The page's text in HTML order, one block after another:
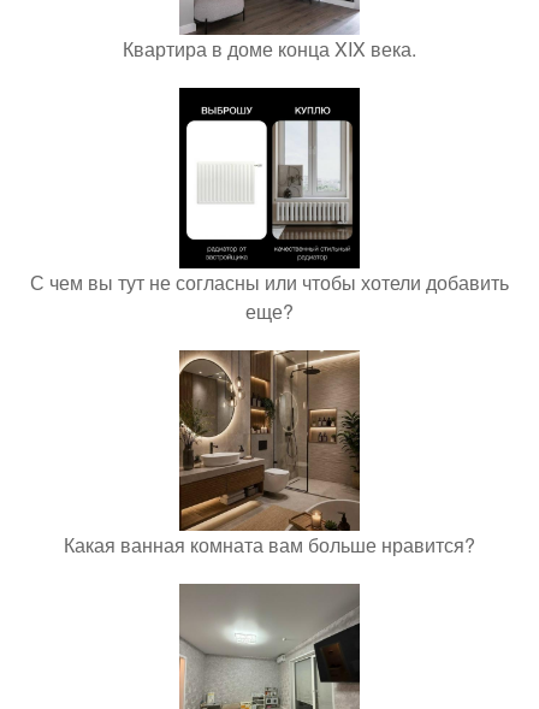
Квартира в доме конца XIX века.
С чем вы тут не согласны или чтобы хотели добавить
еще?
Какая ванная комната вам больше нравится?